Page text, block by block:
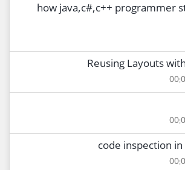
how java,c#,c++ programmer
Reusing Layouts
code inspection